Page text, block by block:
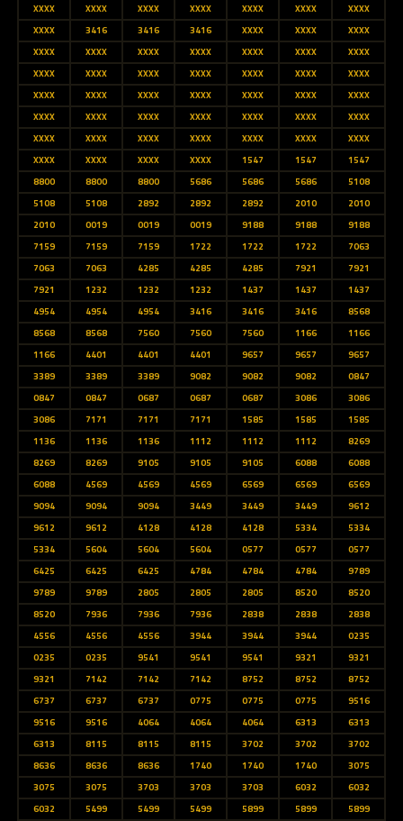
XXXX
XXXX XXXX XXXX XXXX XXXX
XXXX
XXXX
3416 3416 3416 XXXX XXXX
XXXX
XXXX
XXXX XXXX XXXX XXXX XXXX
XXXX
XXXX
XXXX XXXX XXXX XXXX XXXX
XXXX
XXXX
XXXX XXXX XXXX XXXX XXXX
XXXX
XXXX
XXXX XXXX XXXX XXXX XXXX
XXXX
XXXX
XXXX XXXX XXXX XXXX XXXX
XXXX
XXXX
XXXX XXXX XXXX 1547 1547
1547
8800
8800 8800 5686 5686 5686
5108
5108
5108 2892 2892 2892 2010
2010
2010
0019 0019 0019 9188 9188
9188
7159
7159 7159 1722 1722 1722
7063
7063
7063 4285 4285 4285 7921
7921
7921
1232 1232 1232 1437 1437
1437
4954
4954 4954 3416 3416 3416
8568
8568
8568 7560 7560 7560 1166
1166
1166
4401 4401 4401 9657 9657
9657
3389
3389 3389 9082 9082 9082
0847
0847
0847 0687 0687 0687 3086
3086
3086
7171 7171 7171 1585 1585
1585
1136
1136 1136 1112 1112 1112
8269
8269
8269 9105 9105 9105 6088
6088
6088
4569 4569 4569 6569 6569
6569
9094
9094 9094 3449 3449 3449
9612
9612
9612 4128 4128 4128 5334
5334
5334
5604 5604 5604 0577 0577
0577
6425
6425 6425 4784 4784 4784
9789
9789
9789 2805 2805 2805 8520
8520
8520
7936 7936 7936 2838 2838
2838
4556
4556 4556 3944 3944 3944
0235
0235
0235 9541 9541 9541 9321
9321
9321
7142 7142 7142 8752 8752
8752
6737
6737 6737 0775 0775 0775
9516
9516
9516 4064 4064 4064 6313
6313
6313
8115 8115 8115 3702 3702
3702
8636
8636 8636 1740 1740 1740
3075
3075
3075 3703 3703 3703 6032
6032
6032
5499 5499 5499 5899 5899 5899